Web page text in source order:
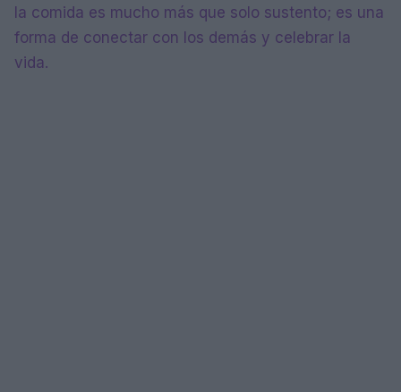
la comida es mucho más que solo sustento; es una
forma de conectar con los demás y celebrar la
vida.